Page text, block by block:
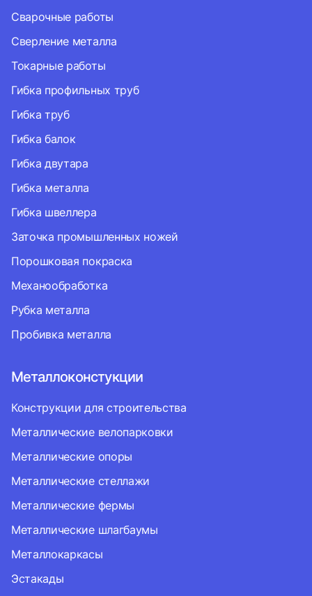
Сварочные работы
Сверление металла
Токарные работы
Гибка профильных труб
Гибка труб
Гибка балок
Гибка двутара
Гибка металла
Гибка швеллера
Заточка промышленных ножей
Порошковая покраска
Механообработка
Рубка металла
Пробивка металла
Металлоконстукции
Конструкции для строительства
Металлические велопарковки
Металлические опоры
Металлические стеллажи
Металлические фермы
Металлические шлагбаумы
Металлокаркасы
Эстакады